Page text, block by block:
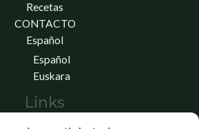
Recetas
CONTACTO
Español
Español
Euskara
Links